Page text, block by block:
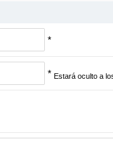
*
* Estará oculto a